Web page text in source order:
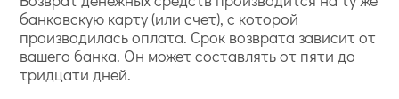
банковскую карту (или счет), с которой
производилась оплата. Срок возврата зависит от
вашего банка. Он может составлять от пяти до
тридцати дней.